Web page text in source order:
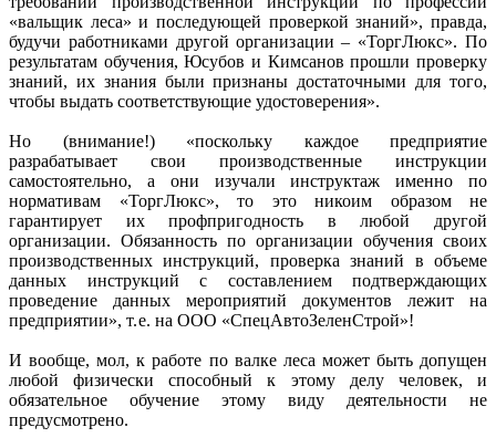
«вальщик леса» и последующей проверкой знаний», правда,
будучи работниками другой организации – «ТоргЛюкс». По
результатам обучения, Юсубов и Кимсанов прошли проверку
знаний, их знания были признаны достаточными для того,
чтобы выдать соответствующие удостоверения».
Но (внимание!) «поскольку каждое предприятие
разрабатывает свои производственные инструкции
самостоятельно, а они изучали инструктаж именно по
нормативам «ТоргЛюкс», то это никоим образом не
гарантирует их профпригодность в любой другой
организации. Обязанность по организации обучения своих
производственных инструкций, проверка знаний в объеме
данных инструкций с составлением подтверждающих
проведение данных мероприятий документов лежит на
предприятии», т. е. на ООО «СпецАвтоЗеленСтрой»!
И вообще, мол, к работе по валке леса может быть допущен
любой физически способный к этому делу человек, и
обязательное обучение этому виду деятельности не
предусмотрено.